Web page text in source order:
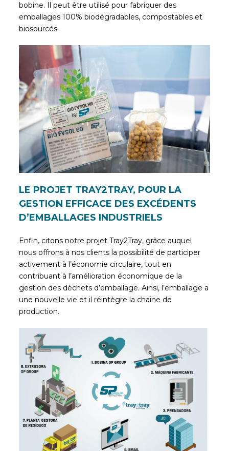
bobine. Il peut être utilisé pour fabriquer des
emballages 100% biodégradables, compostables et
biosourcés.
LE PROJET TRAY2TRAY, POUR LA
GESTION EFFICACE DES EXCÉDENTS
D’EMBALLAGES INDUSTRIELS
Enfin, citons notre projet Tray2Tray, grâce auquel
nous offrons à nos clients la possibilité de participer
activement à l’économie circulaire, tout en
contribuant à l’amélioration économique de la
gestion des déchets d’emballage. Ainsi, l’emballage a
une nouvelle vie et il réintègre la chaîne de
production.